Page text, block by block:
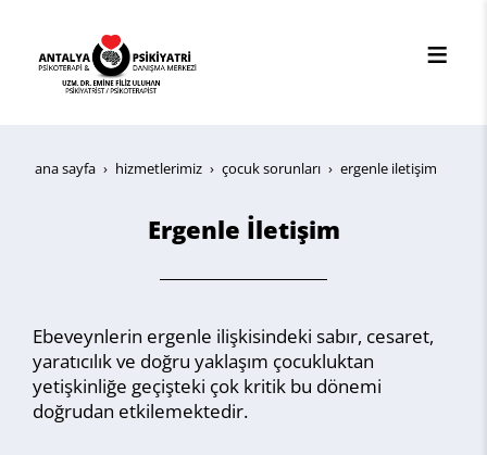
ana sayfa hi̇zmetleri̇mi̇z çocuk sorunları ergenle i̇letişim
Ergenle İletişim
Ebeveynlerin ergenle ilişkisindeki sabır, cesaret,
yaratıcılık ve doğru yaklaşım çocukluktan
yetişkinliğe geçişteki çok kritik bu dönemi
doğrudan etkilemektedir.